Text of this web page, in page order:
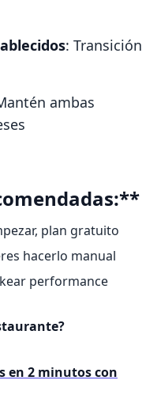
: Transición
ambas
plan gratuito
hacerlo manual
performance
en 2 minutos con